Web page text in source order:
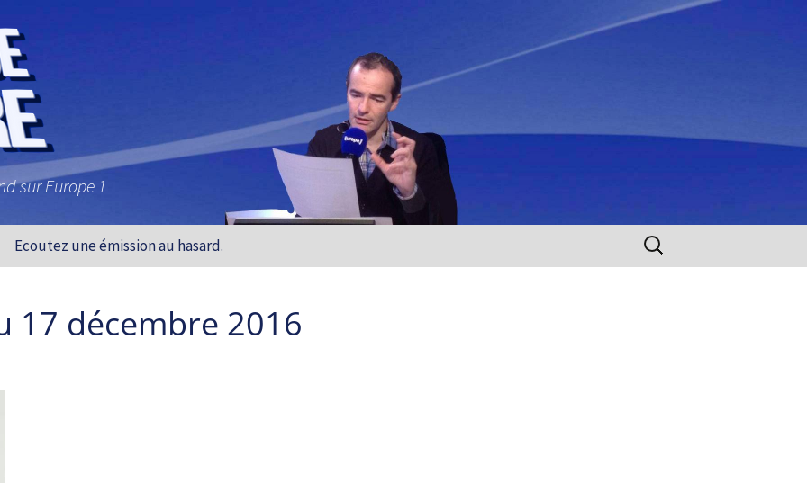
sur Europe 1
Ecoutez une émission au hasard. Rechercher :
17 décembre 2016